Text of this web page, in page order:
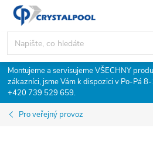
Přejít
obsah
Montujeme a servisujeme VŠECHNY
zákazníci, jsme Vám k dispozici v Po-Pá
+420 739 529 659.
Pro veřejný provoz